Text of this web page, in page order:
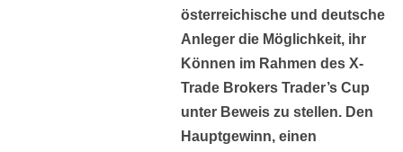
österreichische und deutsche
Anleger die Möglichkeit, ihr
Können im Rahmen des X-
Trade Brokers Trader’s Cup
unter Beweis zu stellen. Den
Hauptgewinn, einen